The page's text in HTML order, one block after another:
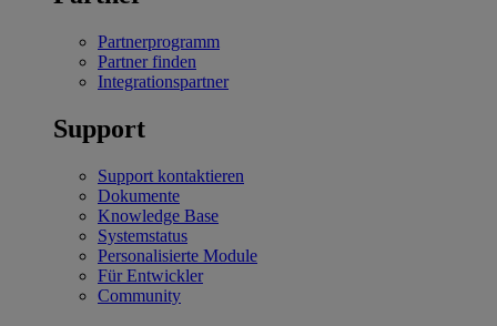
Partnerprogramm
Partner finden
Integrationspartner
Support
Support kontaktieren
Dokumente
Knowledge Base
Systemstatus
Personalisierte Module
Für Entwickler
Community